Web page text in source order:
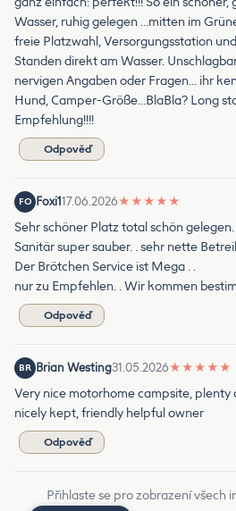
Wasser, ruhig gelegen …mitten im
freie Platzwahl, Versorgungsstation
Standen direkt am Wasser.
nervigen Angaben oder Fragen… ihr
Hund, Camper-Größe…BlaBla? Long
Empfehlung!!!!
Odpověď
FO Foxi117.06.2026★ ★ ★ ★ ★
Sehr schöner Platz total schön
Sanitär super sauber. . sehr nette
Der Brötchen Service ist Mega . .
nur zu Empfehlen. . Wir kommen
Odpověď
BR Brian Westing31.05.2026★ ★ ★ ★ ★
Very nice motorhome campsite, plenty
nicely kept, friendly helpful owner
Odpověď
Přihlaste se pro zobrazení všech